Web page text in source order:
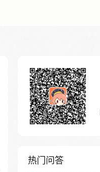
热门问答